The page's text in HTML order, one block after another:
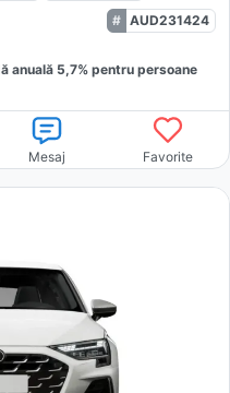
AUD231424
anuală 5,7% pentru persoane
Mesaj Favorite